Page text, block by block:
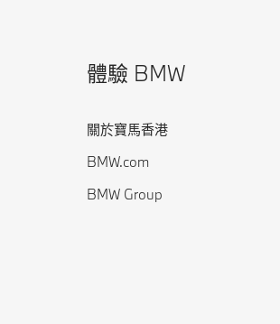
體驗 BMW
關於寶馬香港
BMW.com
BMW Group